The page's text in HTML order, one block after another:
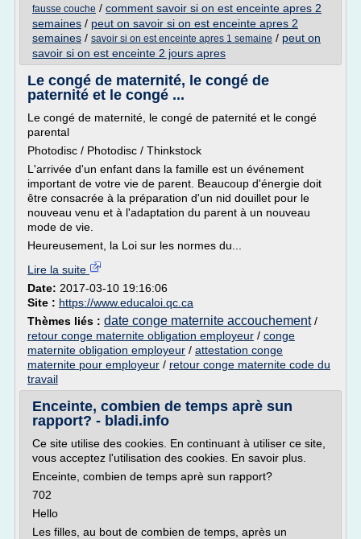
fausse couche / comment savoir si on est enceinte apres 2
semaines / peut on savoir si on est enceinte apres 2
semaines / savoir si on est enceinte apres 1 semaine / peut on
savoir si on est enceinte 2 jours apres
Le congé de maternité, le congé de
paternité et le congé ...
Le congé de maternité, le congé de paternité et le congé
parental
Photodisc / Photodisc / Thinkstock
L'arrivée d'un enfant dans la famille est un événement
important de votre vie de parent. Beaucoup d'énergie doit
être consacrée à la préparation d'un nid douillet pour le
nouveau venu et à l'adaptation du parent à un nouveau
mode de vie.
Heureusement, la Loi sur les normes du...
Lire la suite
Date: 2017-03-10 19:16:06
Site : https://www.educaloi.qc.ca
Thèmes liés : date conge maternite accouchement/
retour conge maternite obligation employeur / conge
maternite obligation employeur / attestation conge
maternite pour employeur / retour conge maternite code du
travail
Enceinte, combien de temps aprè sun
rapport? - bladi.info
Ce site utilise des cookies. En continuant à utiliser ce site,
vous acceptez l'utilisation des cookies. En savoir plus.
Enceinte, combien de temps aprè sun rapport?
702
Hello
Les filles, au bout de combien de temps, après un